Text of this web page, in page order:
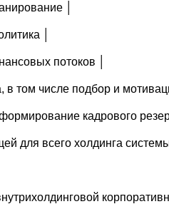
│
│
потоков │
в том числе подбор и
кадрового
для всего холдинга системы